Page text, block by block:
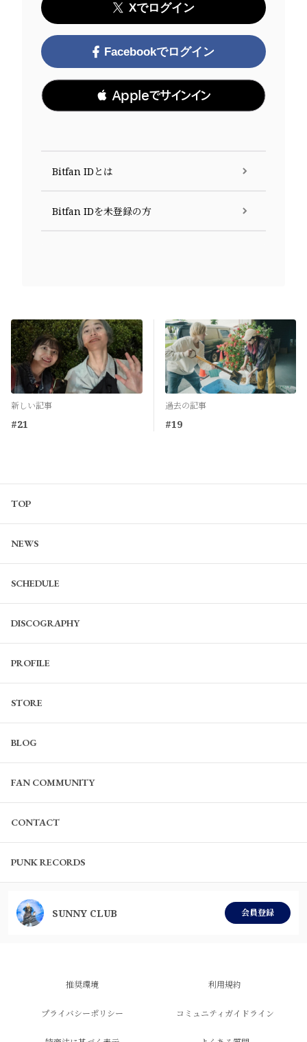
Xでログイン
Facebookでログイン
 Appleでサインイン
Bitfan IDとは
Bitfan IDを未登録の方
新しい記事
#21
過去の記事
#19
TOP
NEWS
SCHEDULE
DISCOGRAPHY
PROFILE
STORE
BLOG
FAN COMMUNITY
CONTACT
PUNK RECORDS
SUNNY CLUB 会員登録
推奨環境 利用規約
プライバシーポリシー コミュニティガイドライン